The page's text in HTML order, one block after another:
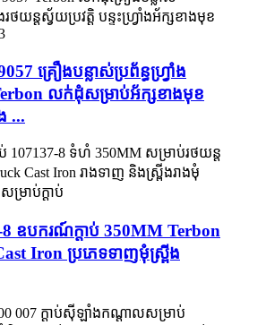
គ្រឿងបន្លាស់ប្រព័ន្ធហ្វ្រាំង
លក់ដុំសម្រាប់អ័ក្សខាងមុខ
...
8 ឧបករណ៍ក្ដាប់ 350MM Terbon
Iron ប្រភេទទាញមុំស្ព្រីង